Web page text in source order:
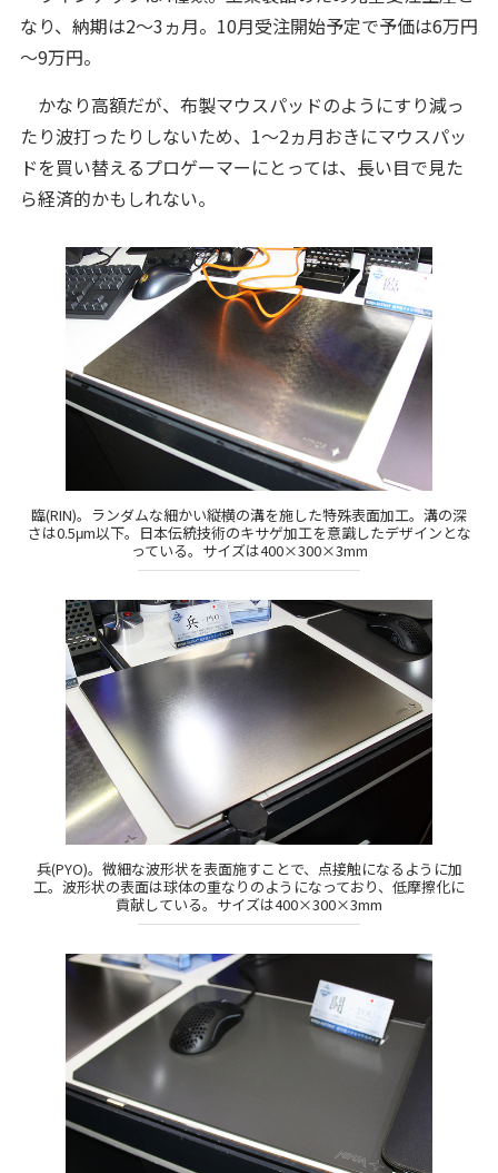
なり、納期は2～3ヵ月。10月受注開始予定で予価は6万円
～9万円。
かなり高額だが、布製マウスパッドのようにすり減っ
たり波打ったりしないため、1～2ヵ月おきにマウスパッ
ドを買い替えるプロゲーマーにとっては、長い目で見た
ら経済的かもしれない。
臨(RIN)。ランダムな細かい縦横の溝を施した特殊表面加工。溝の深
さは0.5μm以下。日本伝統技術のキサゲ加工を意識したデザインとな
っている。サイズは400×300×3mm
兵(PYO)。微細な波形状を表面施すことで、点接触になるように加
工。波形状の表面は球体の重なりのようになっており、低摩擦化に
貢献している。サイズは400×300×3mm